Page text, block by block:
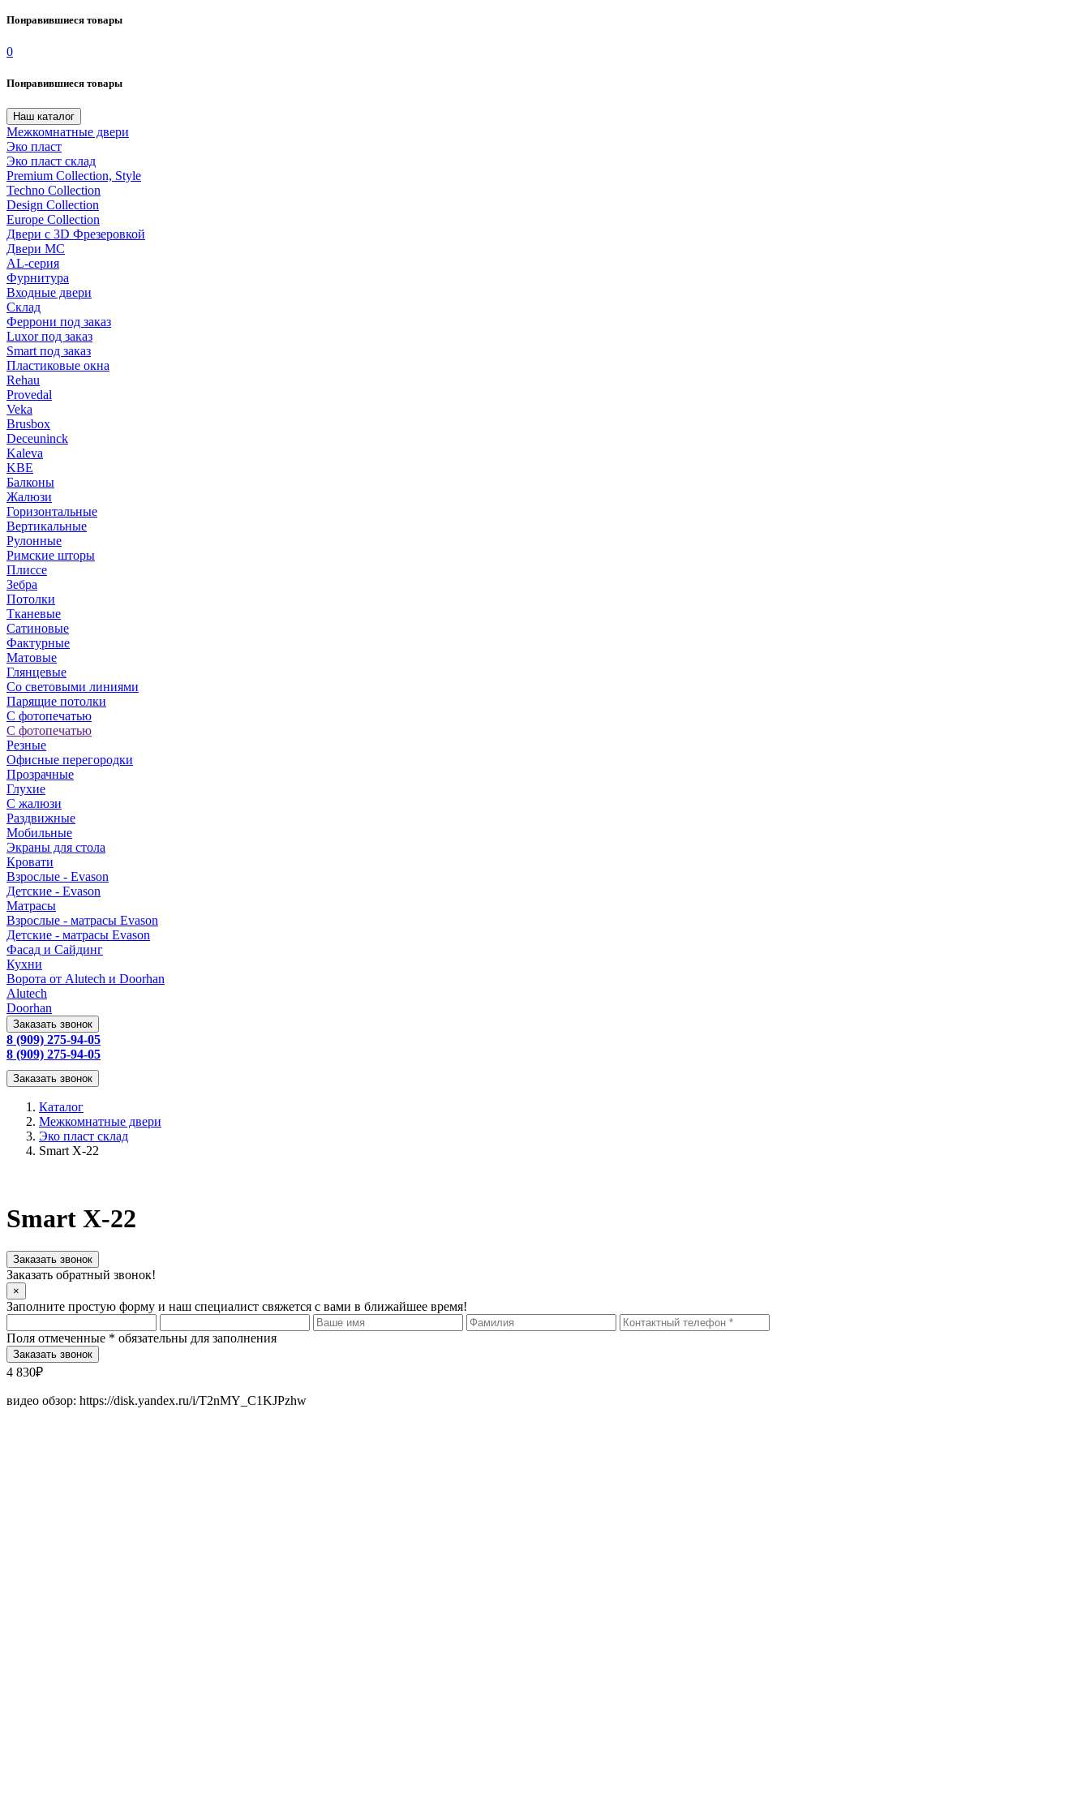
Понравившиеся товары
0
Понравившиеся товары
Наш каталог
Межкомнатные двери
Эко пласт
Эко пласт склад
Premium Collection, Style
Techno Collection
Design Collection
Europe Collection
Двери с 3D Фрезеровкой
Двери МС
AL-серия
Фурнитура
Входные двери
Склад
Феррони под заказ
Luxor под заказ
Smart под заказ
Пластиковые окна
Rehau
Provedal
Veka
Brusbox
Deceuninck
Kaleva
KBE
Балконы
Жалюзи
Горизонтальные
Вертикальные
Рулонные
Римские шторы
Плиссе
Зебра
Потолки
Тканевые
Сатиновые
Фактурные
Матовые
Глянцевые
Со световыми линиями
Парящие потолки
С фотопечатью
С фотопечатью
Резные
Офисные перегородки
Прозрачные
Глухие
С жалюзи
Раздвижные
Мобильные
Экраны для стола
Кровати
Взрослые - Evason
Детские - Evason
Матрасы
Взрослые - матрасы Evason
Детские - матрасы Evason
Фасад и Сайдинг
Кухни
Ворота от Alutech и Doorhan
Alutech
Doorhan
Заказать звонок
8 (909) 275-94-05
8 (909) 275-94-05
Заказать звонок
Каталог
Межкомнатные двери
Эко пласт склад
Smart Х-22
Smart Х-22
Заказать звонок
Заказать обратный звонок!
×
Заполните простую форму и наш специалист свяжется с вами в ближайшее время!
Поля отмеченные * обязательны для заполнения
4 830₽
видео обзор: https://disk.yandex.ru/i/T2nMY_C1KJPzhw